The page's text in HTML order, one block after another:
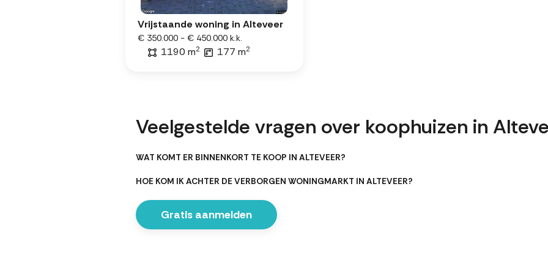
Vrijstaande woning in Alteveer
€ 350.000 - € 450.000 k.k.
1190 m2 177 m2
Veelgestelde vragen over koophuizen in
WAT KOMT ER BINNENKORT TE KOOP IN ALTEVEER?
HOE KOM IK ACHTER DE VERBORGEN WONINGMARKT IN ALTEVEER?
Gratis aanmelden